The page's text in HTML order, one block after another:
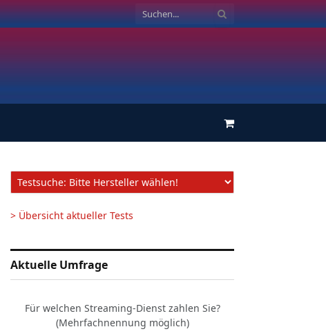
Einkaufswagen
> Übersicht aktueller Tests
Aktuelle Umfrage
Für welchen Streaming-Dienst zahlen Sie?
(Mehrfachnennung möglich)